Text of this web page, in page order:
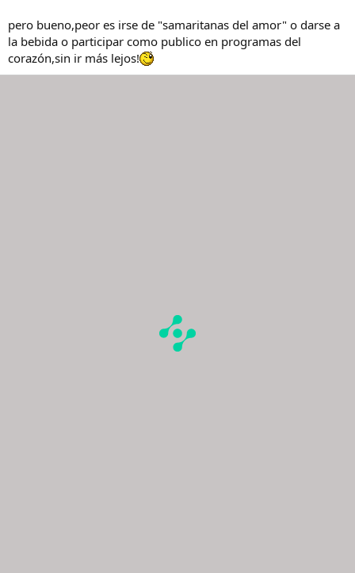
pero bueno,peor es irse de "samaritanas del amor" o darse a
la bebida o participar como publico en programas del
corazón,sin ir más lejos!